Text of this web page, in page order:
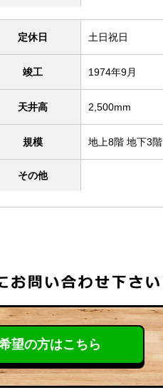
定休日 土日祝日
竣工 1974年9月
天井高 2,500mm
規模 地上8階 地下3階
その他
望の方はこちら